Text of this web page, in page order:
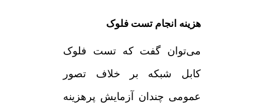
هزینه انجام تست فلوک
می‌توان گفت که تست فلوک
کابل شبکه بر خلاف تصور
عمومی چندان آزمایش پرهزینه